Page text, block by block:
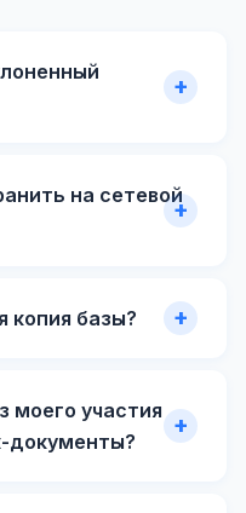
на сетевой
копия базы?
моего участия
документы?